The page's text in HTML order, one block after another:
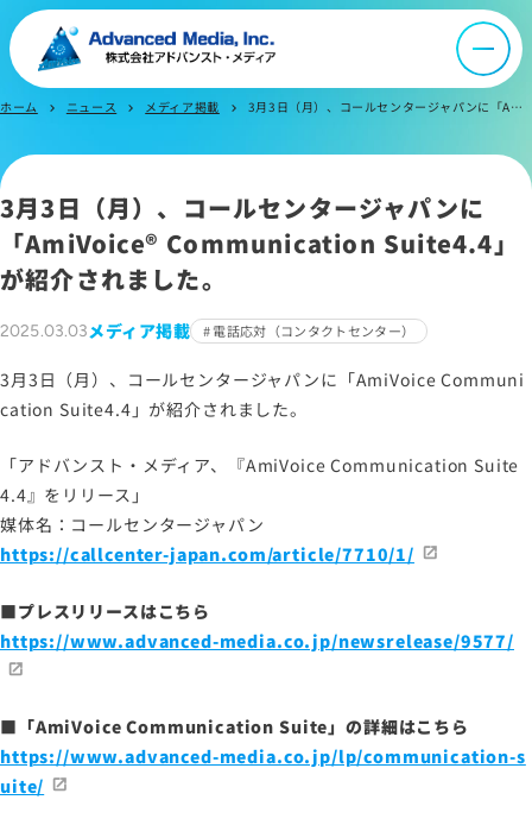
会社案内
ニュース
採用情報
IR情報
よくあるご質問
お問い合わせ
サイトマップ
プライバシーポリシー
情報セキュリティポリシー
ホーム chevron_right ニュース chevron_right メディア掲載 chevron_right 3月3日（月）、コールセンタージャパンに「AmiVoice® Communication Suite4.4」が紹介されました。
3月3日（月）、コールセンタージャパンに
「AmiVoice® Communication Suite4.4」
が紹介されました。
2025.03.03メディア掲載 電話応対（コンタクトセンター）
3月3日（月）、コールセンタージャパンに「AmiVoice Communi
cation Suite4.4」が紹介されました。
「アドバンスト・メディア、『AmiVoice Communication Suite
4.4』をリリース」
媒体名：コールセンタージャパン
https://callcenter-japan.com/article/7710/1/
■プレスリリースはこちら
https://www.advanced-media.co.jp/newsrelease/9577/
■「AmiVoice Communication Suite」の詳細はこちら
https://www.advanced-media.co.jp/lp/communication-s
uite/